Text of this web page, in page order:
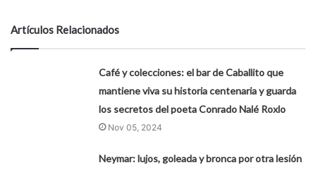
Artículos Relacionados
Café y colecciones: el bar de Caballito que
mantiene viva su historia centenaria y guarda
los secretos del poeta Conrado Nalé Roxlo
Nov 05, 2024
Neymar: lujos, goleada y bronca por otra lesión